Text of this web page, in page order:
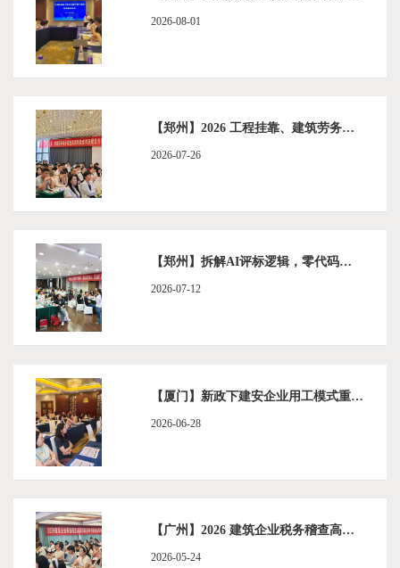
2026-08-01
【郑州】2026 工程挂靠、建筑劳务税务稽查高频风险应对及税负合规构建顺利举办
2026-07-26
【郑州】拆解AI评标逻辑，零代码玩转AI，现场打造你的"中标智能体"训练营顺利举办
2026-07-12
【厦门】新政下建安企业用工模式重构、全流程“业财税”协同管理与合同涉税风险防控培训班顺利举办
2026-06-28
【广州】2026 建筑企业税务稽查高频风险应对与新政运用培训班顺利举办
2026-05-24